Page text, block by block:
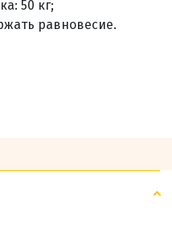
50 кг;
равновесие.